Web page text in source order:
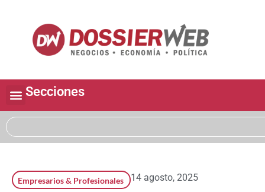
Secciones
Empresarios & Profesionales 14 agosto, 2025